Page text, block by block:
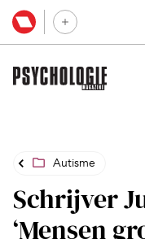
Autisme
Schrijver
‘Mensen